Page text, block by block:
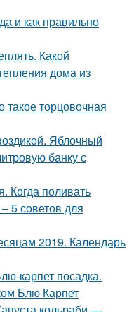
и как правильно
Какой
дома из
торцовочная
Яблочный
банку с
Когда поливать
5 советов для
2019. Календарь
карпет посадка.
Блю Карпет